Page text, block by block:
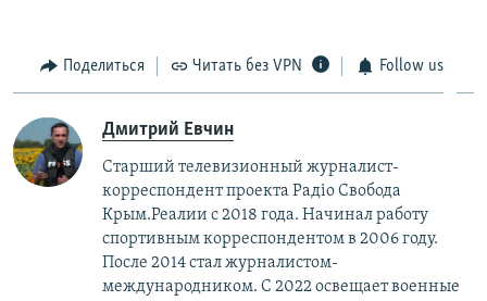
Поделиться Читать без VPN Follow us
Дмитрий Евчин
Старший телевизионный журналист-
корреспондент проекта Радіо Свобода
Крым.Реалии с 2018 года. Начинал работу
спортивным корреспондентом в 2006 году.
После 2014 стал журналистом-
международником. С 2022 освещает военные